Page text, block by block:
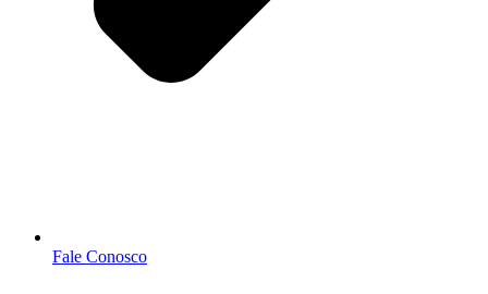
Fale Conosco